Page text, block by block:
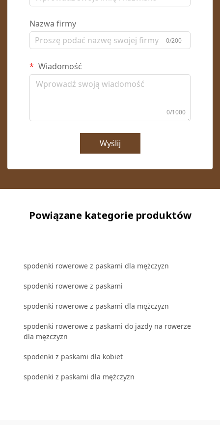
Nazwa firmy
0/200
Wiadomość
0/1000
Wyślij
Powiązane kategorie produktów
spodenki rowerowe z paskami dla mężczyzn
spodenki rowerowe z paskami
spodenki rowerowe z paskami dla mężczyzn
spodenki rowerowe z paskami do jazdy na rowerze
dla mężczyzn
spodenki z paskami dla kobiet
spodenki z paskami dla mężczyzn